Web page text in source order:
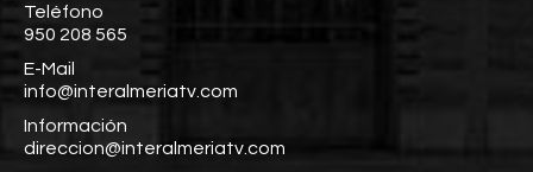
Teléfono
950 208 565
E-Mail
info@interalmeriatv.com
Información
direccion@interalmeriatv.com